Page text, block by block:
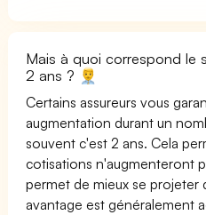
Mais à quoi correspond le
2 ans ?
Certains assureurs vous
augmentation durant un
souvent c'est 2 ans. Cela
cotisations n'augmenteront
permet de mieux se projeter
avantage est généralement